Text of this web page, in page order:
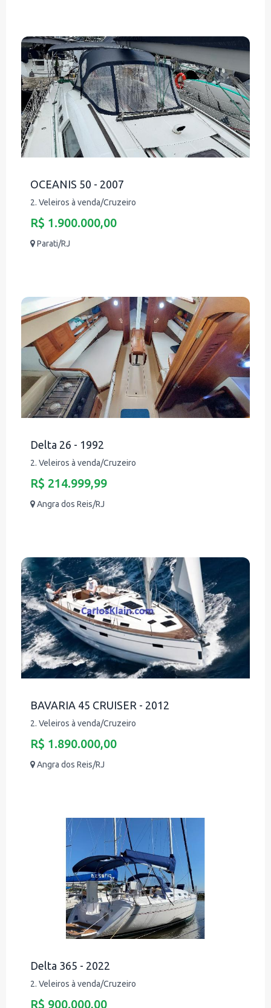
OCEANIS 50 - 2007
2. Veleiros à venda/Cruzeiro
R$ 1.900.000,00
Parati/RJ
Delta 26 - 1992
2. Veleiros à venda/Cruzeiro
R$ 214.999,99
Angra dos Reis/RJ
BAVARIA 45 CRUISER - 2012
2. Veleiros à venda/Cruzeiro
R$ 1.890.000,00
Angra dos Reis/RJ
Delta 365 - 2022
2. Veleiros à venda/Cruzeiro
R$ 900.000,00